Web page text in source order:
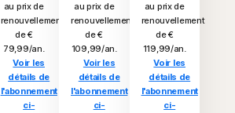
au prix de
renouvellement
de €
79,99/an.
Voir les
détails de
l'abonnement
ci-
au prix de
renouvellement
de €
109,99/an.
Voir les
détails de
l'abonnement
ci-
au prix de
renouvellement
de €
119,99/an.
Voir les
détails de
l'abonnement
ci-